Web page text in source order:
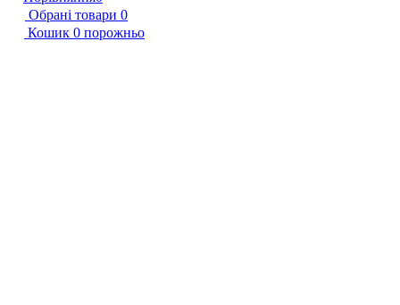
Обрані товари 0
Кошик 0 порожньо